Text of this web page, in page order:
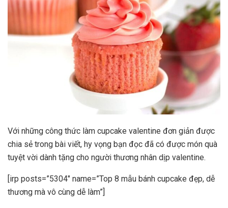
Với những công thức làm cupcake valentine đơn giản được
chia sẻ trong bài viết, hy vọng bạn đọc đã có được món quà
tuyệt vời dành tặng cho người thương nhân dịp valentine.
[irp posts=”5304″ name=”Top 8 mẫu bánh cupcake đẹp, dễ
thương mà vô cùng dễ làm”]